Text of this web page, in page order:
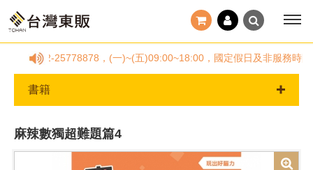
線02-25778878，(一)~(五)09:00~18:00，國定假日及非服務時間
書籍
麻辣數獨超難題篇4